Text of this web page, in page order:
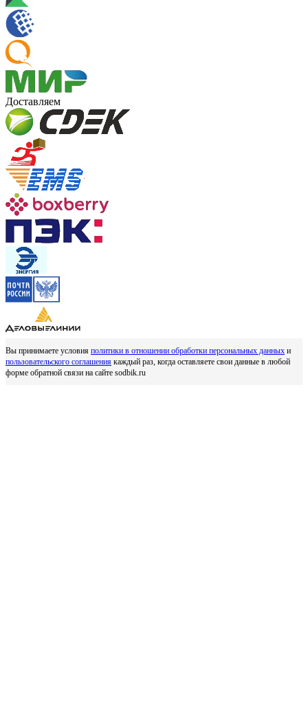
Доставляем
Вы принимаете условия политики в отношении обработки персональных данных и
пользовательского соглашения каждый раз, когда оставляете свои данные в любой
форме обратной связи на сайте sodbik.ru